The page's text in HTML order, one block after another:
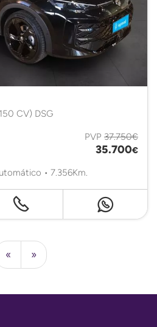
CV) DSG
PVP 37.750€
35.700€
• 7.356Km.
« »